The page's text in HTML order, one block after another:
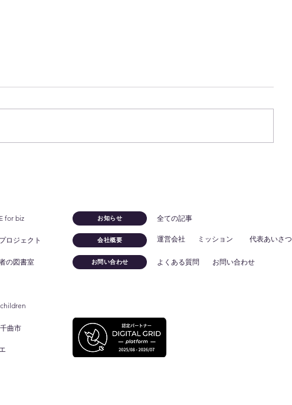
for biz
ロジェクト
の図書室
曲市
お知らせ 全ての記事
会社概要 ミッション 代表あいさつ
運営会社
お問い合わせ よくある質問 お問い合わせ